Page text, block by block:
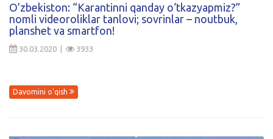
O’zbekiston: “Karantinni qanday o‘tkazyapmiz?”
nomli videoroliklar tanlovi; sovrinlar – noutbuk,
planshet va smartfon!
30.03.2020 | 3933
Davomini o'qish